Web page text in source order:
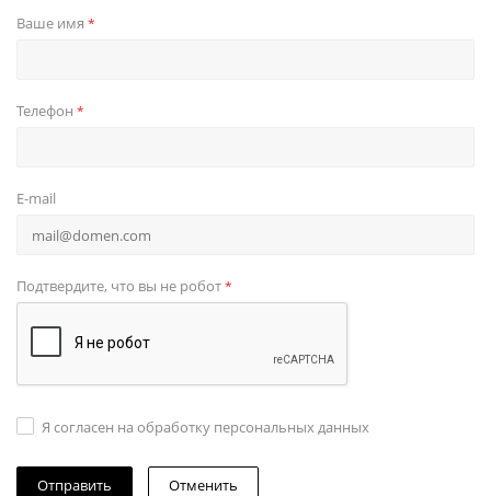
Ваше имя *
Телефон *
E-mail
Подтвердите, что вы не робот*
Я согласен на обработку персональных данных
Отменить